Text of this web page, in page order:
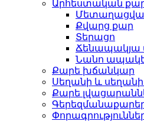
Արհեստական
Քվարց քար
Տերացո
Ճենապակյա
Նանո
Քարե խճանկար
Սեղանի և
Քարե